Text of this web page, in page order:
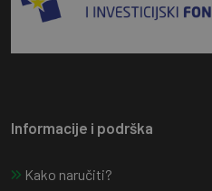
Informacije i podrška
Kako naručiti?